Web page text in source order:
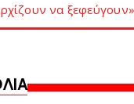
να ξεφεύγουν»